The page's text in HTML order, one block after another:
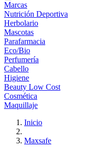
Marcas
Nutrición Deportiva
Herbolario
Mascotas
Parafarmacia
Eco/Bio
Perfumería
Cabello
Higiene
Beauty Low Cost
Cosmética
Maquillaje
Inicio
Maxsafe